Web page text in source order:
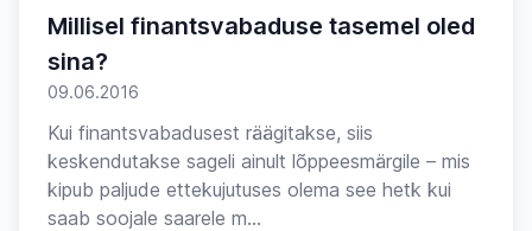
Millisel finantsvabaduse tasemel oled
sina?
09.06.2016
Kui finantsvabadusest räägitakse, siis
keskendutakse sageli ainult lõppeesmärgile – mis
kipub paljude ettekujutuses olema see hetk kui
saab soojale saarele m...